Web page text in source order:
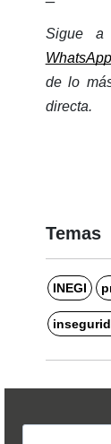
Sigue
WhatsApp
de lo
directa.
Temas
INEGI